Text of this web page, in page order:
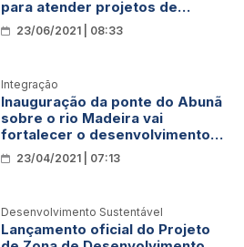
para atender projetos de
desenvolvimento do setor
produtivo
23/06/2021 | 08:33
Integração
Inauguração da ponte do Abunã
sobre o rio Madeira vai
fortalecer o desenvolvimento
econômico de Rondônia
23/04/2021 | 07:13
Desenvolvimento Sustentável
Lançamento oficial do Projeto